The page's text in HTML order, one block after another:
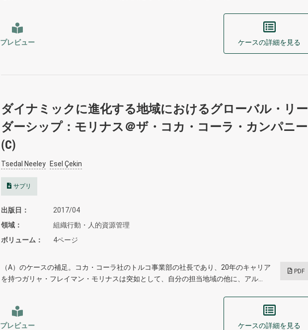
プレビュー ケースの詳細を見る
ダイナミックに進化する地域におけるグローバル・リー
ダーシップ：モリナス＠ザ・コカ・コーラ・カンパニー
(C)
Tsedal Neeley Esel Çekin
サプリ
出版日
2017/04
領域
組織行動・人的資源管理
ボリューム
4ページ
（A）のケースの補足。コカ・コーラ社のトルコ事業部の社長であり、20年のキャリア
を持つガリャ・フレイマン・モリナスは突如として、自分の担当地域の他に、アル…
PDF
プレビュー ケースの詳細を見る